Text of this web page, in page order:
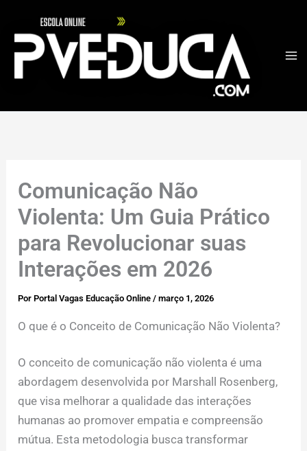
Comunicação Não
Violenta: Um Guia Prático
para Revolucionar suas
Interações em 2026
PorPortal Vagas Educação Online/março 1, 2026
O que é o Conceito de Comunicação Não Violenta?
O conceito de comunicação não violenta é uma
abordagem desenvolvida por Marshall Rosenberg,
que visa melhorar a qualidade das interações
humanas ao promover empatia e compreensão
mútua. Esta metodologia busca transformar